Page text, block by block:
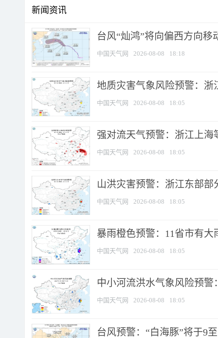
新闻资讯
台风“灿鸿”将向偏西方向移
中国天气网 2026-08-08 18:18
地质灾害气象风险预警：
中国天气网 2026-08-08 18:05
强对流天气预警：浙江上海
中国天气网 2026-08-08 18:05
山洪灾害预警：浙江东部
中国天气网 2026-08-08 18:05
暴雨橙色预警：11省市有
中国天气网 2026-08-08 18:05
中小河流洪水气象风险预
中国天气网 2026-08-08 18:05
台风预警：“白海豚”将于9